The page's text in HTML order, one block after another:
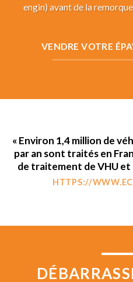
engin) avant de la
VENDRE VOTRE
« Environ 1,4 million de
par an sont traités en
de traitement de VHU et
HTTPS://